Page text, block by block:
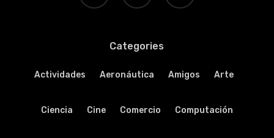
Categories
Actividades Aeronáutica Amigos Arte
Ciencia Cine Comercio Computación